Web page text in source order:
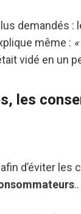
demandés :
même : «
vidé en un
les
d’éviter les
..